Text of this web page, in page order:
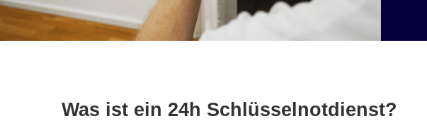
Was ist ein 24h Schlüsselnotdienst?